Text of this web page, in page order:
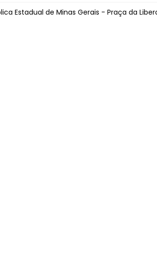
Estadual de Minas Gerais - Praça da